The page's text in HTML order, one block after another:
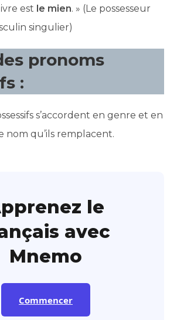
est le mien. » (Le possesseur
singulier)
pronoms
:
s’accordent en genre et en
nom qu’ils remplacent.
le
avec
Mnemo
Commencer